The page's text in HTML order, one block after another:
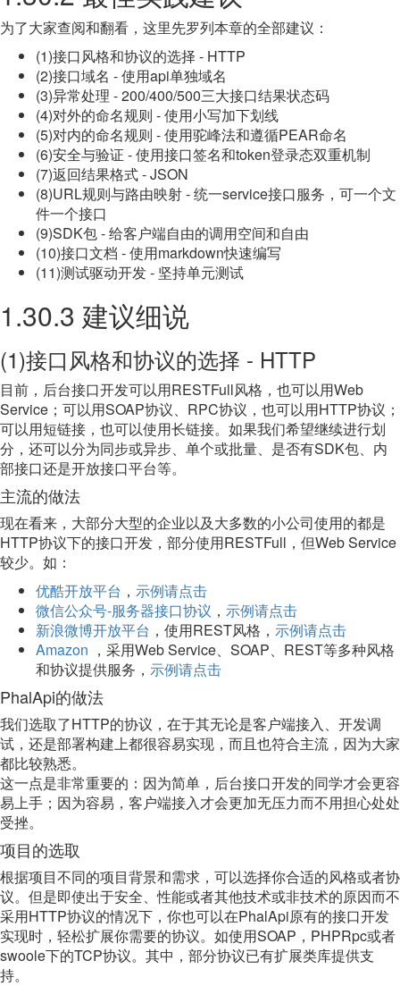
为了大家查阅和翻看，这里先罗列本章的全部建议：
(1)接口风格和协议的选择 - HTTP
(2)接口域名 - 使用api单独域名
(3)异常处理 - 200/400/500三大接口结果状态码
(4)对外的命名规则 - 使用小写加下划线
(5)对内的命名规则 - 使用驼峰法和遵循PEAR命名
(6)安全与验证 - 使用接口签名和token登录态双重机制
(7)返回结果格式 - JSON
(8)URL规则与路由映射 - 统一service接口服务，可一个文
件一个接口
(9)SDK包 - 给客户端自由的调用空间和自由
(10)接口文档 - 使用markdown快速编写
(11)测试驱动开发 - 坚持单元测试
1.30.3 建议细说
(1)接口风格和协议的选择 - HTTP
目前，后台接口开发可以用RESTFull风格，也可以用Web
Service；可以用SOAP协议、RPC协议，也可以用HTTP协议；
可以用短链接，也可以使用长链接。如果我们希望继续进行划
分，还可以分为同步或异步、单个或批量、是否有SDK包、内
部接口还是开放接口平台等。
主流的做法
现在看来，大部分大型的企业以及大多数的小公司使用的都是
HTTP协议下的接口开发，部分使用RESTFull，但Web Service
较少。如：
优酷开放平台 ， 示例请点击
微信公众号-服务器接口协议 ， 示例请点击
新浪微博开放平台 ，使用REST风格， 示例请点击
Amazon ，采用Web Service、SOAP、REST等多种风格
和协议提供服务， 示例请点击
PhalApi的做法
我们选取了HTTP的协议，在于其无论是客户端接入、开发调
试，还是部署构建上都很容易实现，而且也符合主流，因为大家
都比较熟悉。
这一点是非常重要的：因为简单，后台接口开发的同学才会更容
易上手；因为容易，客户端接入才会更加无压力而不用担心处处
受挫。
项目的选取
根据项目不同的项目背景和需求，可以选择你合适的风格或者协
议。但是即使出于安全、性能或者其他技术或非技术的原因而不
采用HTTP协议的情况下，你也可以在PhalApi原有的接口开发
实现时，轻松扩展你需要的协议。如使用SOAP，PHPRpc或者
swoole下的TCP协议。其中，部分协议已有扩展类库提供支
持。